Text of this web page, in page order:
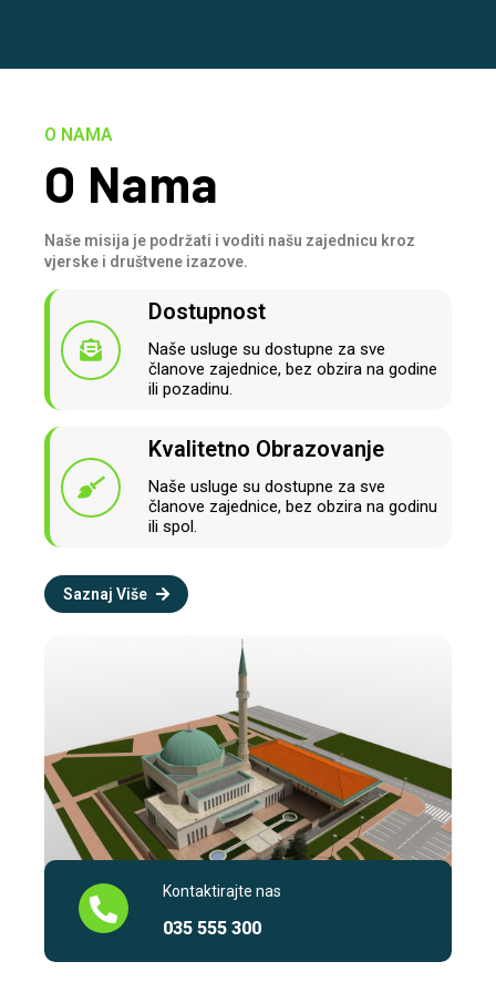
Kontaktirajte nas
035 555 300
O NAMA
O Nama
Naše misija je podržati i voditi našu zajednicu kroz
vjerske i društvene izazove.
Dostupnost
Naše usluge su dostupne za sve
članove zajednice, bez obzira na godine
ili pozadinu.
Kvalitetno Obrazovanje
Naše usluge su dostupne za sve
članove zajednice, bez obzira na godinu
ili spol.
Saznaj Više